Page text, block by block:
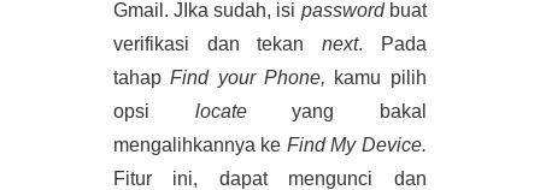
Gmail. JIka sudah, isi password buat
verifikasi dan tekan next. Pada
tahap Find your Phone, kamu pilih
opsi locate yang bakal
mengalihkannya ke
Fitur ini, dapat mengunci dan